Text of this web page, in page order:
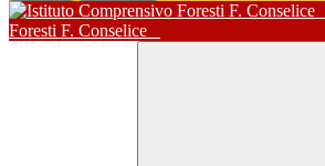
Foresti F. Conselice